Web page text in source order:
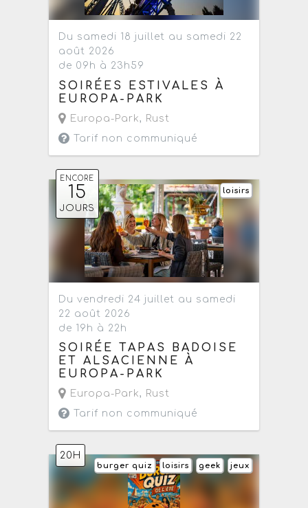
Du samedi 18 juillet au samedi 22
août 2026
de 09h à 23h59
SOIRÉES ESTIVALES À
EUROPA-PARK
Europa-Park, Rust
Tarif non communiqué
ENCORE
15
JOURS
loisirs
Du vendredi 24 juillet au samedi
22 août 2026
de 19h à 22h
SOIRÉE TAPAS BADOISE
ET ALSACIENNE À
EUROPA-PARK
Europa-Park, Rust
Tarif non communiqué
20H
jeux
geek
loisirs
burger quiz